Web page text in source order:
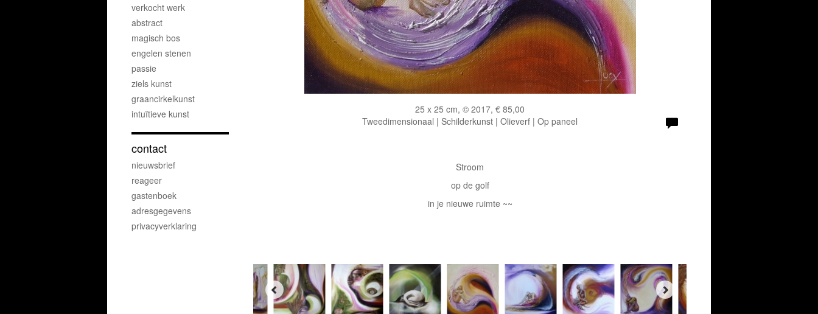
25 x 25 cm, © 2017, € 85,00
Tweedimensionaal | Schilderkunst | Olieverf | Op paneel
Stroom
op de golf
in je nieuwe ruimte ~~
verkocht werk
abstract
magisch bos
engelen stenen
passie
ziels kunst
graancirkelkunst
intuïtieve kunst
contact
nieuwsbrief
reageer
gastenboek
adresgegevens
privacyverklaring